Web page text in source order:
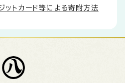
ットカード等による寄附方法